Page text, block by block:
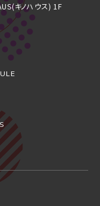
キノハウス) 1F